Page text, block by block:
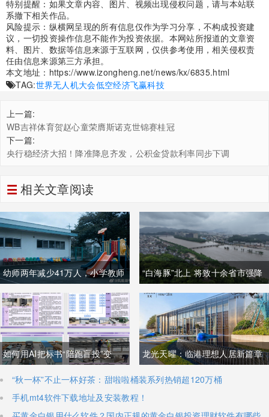
特别提醒：如果文章内容、图片、视频出现侵权问题，请与本站联
系撤下相关作品。
风险提示：纵横网呈现的所有信息仅作为学习分享，不构成投资建
议，一切投资操作信息不能作为投资依据。本网站所报道的文章资
料、图片、数据等信息来源于互联网，仅供参考使用，相关侵权责
任由信息来源第三方承担。
本文地址： https://www.izongheng.net/news/kx/6835.html
TAG:世界无人机大会低空经济飞赢科技
上一篇:
WB吉祥体育贺赵心童荣膺斯诺克世锦赛桂冠
下一篇:
央行稳经济大招！降准降息齐发，公积金贷款利率同步下调
相关文章阅读
幼师两年减少41万人，小学教师
向城区流动
“白海豚”北上 将致十余省市强降
雨
如何用AI把标书“陪跑盲投”变
成“降维打击”，实现利润翻倍？
​龙光天曜：临港理想人居新篇章
​“秋一杯”不止一杯好茶：甜啦啦桶装系列热销超120万桶
手机mt4软件下载地址及安装教程！